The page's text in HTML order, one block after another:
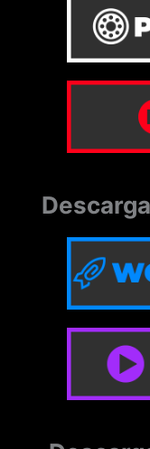
jump to
town
reset claire :
el jugador
reset
mommy :